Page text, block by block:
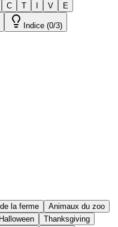
C T I V E
Indice (0/3)
la ferme
Animaux du zoo
Halloween
Thanksgiving